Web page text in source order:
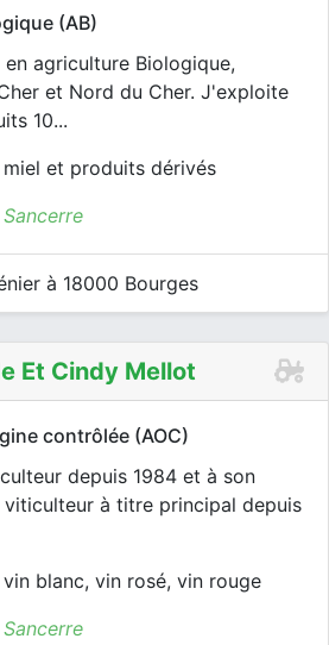
(AB)
agriculture Biologique,
et Nord du Cher. J'exploite
10...
miel et produits dérivés
à 18000 Bourges
Et Cindy Mellot
contrôlée (AOC)
depuis 1984 et à son
à titre principal depuis
vin blanc, vin rosé, vin rouge